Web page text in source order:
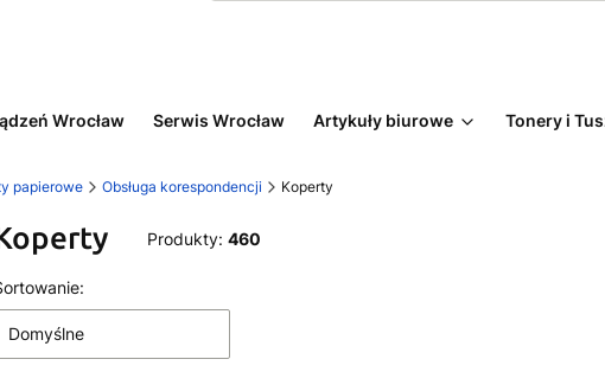
Wrocław Serwis Wrocław Artykuły biurowe Tonery i
papierowe Obsługa korespondencji Koperty
Produkty: 460
produktów
Domyślne